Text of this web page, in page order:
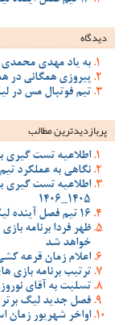
دیدگاه
به یاد مهدی محمدی
پیروزی همگانی در
تیم فوتبال مس در لیگ برتر 87_1386،
پربازدیدترین‌ مطالب
اطلاعیه تست گیری
نگاهی به عملکرد
اطلاعیه تست گیری
1405_1406
16 تیم فصل آینده لیگ یک
ظهر فردا برنامه
خواهد شد
اعلام زمان قرعه
ترتیب برنامه
تسلیت به آقای
فصل جدید لیگ برتر
اواخر شهریور